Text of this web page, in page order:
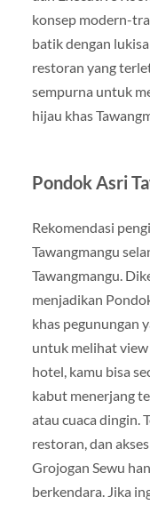
konsep modern-
batik dengan
restoran yang
sempurna untuk
hijau khas
Pondok Asri
Rekomendasi
Tawangmangu
Tawangmangu.
menjadikan
khas pegunungan
untuk melihat
hotel, kamu bisa
kabut menerjang
atau cuaca dingin.
restoran, dan
Grojogan Sewu
berkendara. Jika